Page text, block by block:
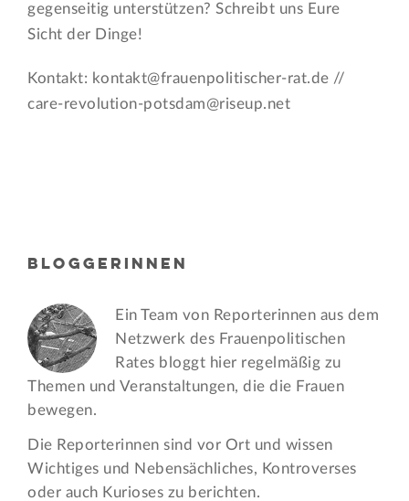
gegenseitig unterstützen? Schreibt uns Eure
Sicht der Dinge!
Kontakt: kontakt@frauenpolitischer-rat.de //
care-revolution-potsdam@riseup.net
BLOGGERINNEN
Ein Team von Reporterinnen aus dem
Netzwerk des Frauen­politischen
Rates bloggt hier regelmäßig zu
Themen und Veran­staltungen, die die Frauen
bewegen.
Die Reporterinnen sind vor Ort und wissen
Wichtiges und Nebensächliches, Kontroverses
oder auch Kurioses zu berichten.